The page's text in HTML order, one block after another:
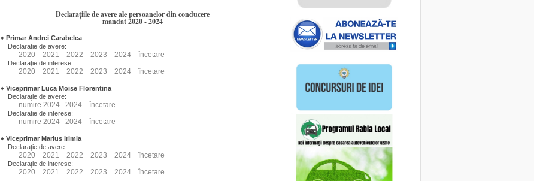
Declarațiile de avere ale persoanelor din conducere
mandat 2020 - 2024
♦ Primar Andrei Carabelea
Declaraţie de avere:
2020 2021 2022 2023 2024 încetare
Declaraţie de interese:
2020 2021 2022 2023 2024 încetare
♦ Viceprimar Luca Moise Florentina
Declaraţie de avere:
numire 2024 2024 încetare
Declaraţie de interese:
numire 2024 2024 încetare
♦ Viceprimar Marius Irimia
Declaraţie de avere:
2020 2021 2022 2023 2024 încetare
Declaraţie de interese:
2020 2021 2022 2023 2024 încetare